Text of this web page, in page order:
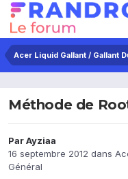
Acer Liquid Gallant / Gallant
Méthode de
ParAyziaa
16 septembre 2012 dans
Général